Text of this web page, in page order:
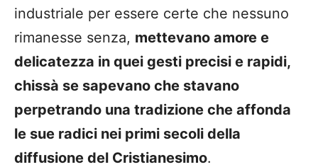
industriale per essere certe che nessuno
rimanesse senza, mettevano amore e
delicatezza in quei gesti precisi e rapidi,
chissà se sapevano che stavano
perpetrando una tradizione che affonda
le sue radici nei primi secoli della
diffusione del Cristianesimo.